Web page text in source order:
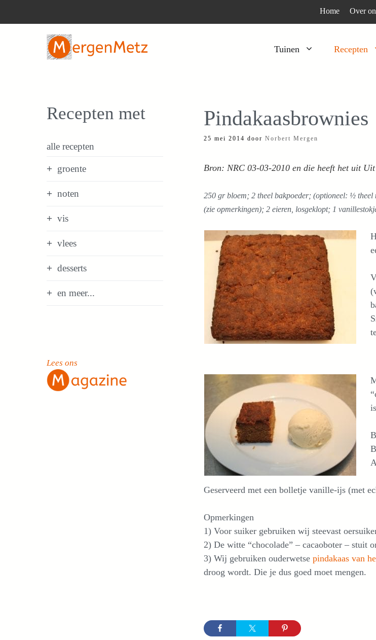
Home Over
Tuinen Recepten
Kruiden
Moestuin
Pindakaasbrownies
25 mei 2014 door Norbert Mergen
Bron: NRC 03-03-2010 en die heeft het uit
250 gr bloem; 2 theel bakpoeder; (optioneel: ½
(zie opmerkingen); 2 eieren, losgeklopt; 1
Geserveerd met een bolletje vanille-ijs (met
Opmerkingen
1) Voor suiker gebruiken wij steevast
2) De witte “chocolade” – cacaoboter – stuit
3) Wij gebruiken ouderwetse pindakaas van
droog wordt. Die je dus goed moet mengen.
Recepten met
alle recepten
groente
noten
vis
vlees
desserts
en meer...
Lees ons